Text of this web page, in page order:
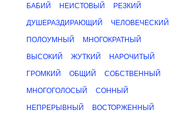
БАБИЙ НЕИСТОВЫЙ РЕЗКИЙ
ДУШЕРАЗДИРАЮЩИЙ ЧЕЛОВЕЧЕСКИЙ
ПОЛОУМНЫЙ МНОГОКРАТНЫЙ
ВЫСОКИЙ ЖУТКИЙ НАРОЧИТЫЙ
ГРОМКИЙ ОБЩИЙ СОБСТВЕННЫЙ
МНОГОГОЛОСЫЙ СОННЫЙ
НЕПРЕРЫВНЫЙ ВОСТОРЖЕННЫЙ